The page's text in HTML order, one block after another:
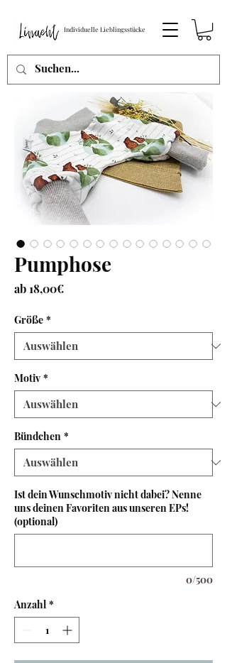
Individuelle Lieblingsstücke
Pumphose
ab18,00€Sale-
Größe *
Motiv *
Bündchen *
Ist dein Wunschmotiv nicht dabei? Nenne
uns deinen Favoriten aus unseren EPs!
(optional)
0/500
Anzahl *